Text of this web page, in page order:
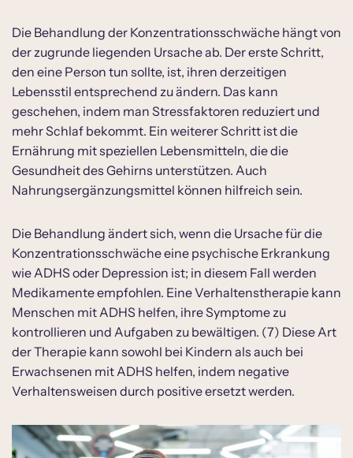
Die Behandlung der Konzentrationsschwäche hängt von
der zugrunde liegenden Ursache ab. Der erste Schritt,
den eine Person tun sollte, ist, ihren derzeitigen
Lebensstil entsprechend zu ändern. Das kann
geschehen, indem man Stressfaktoren reduziert und
mehr Schlaf bekommt. Ein weiterer Schritt ist die
Ernährung mit speziellen Lebensmitteln, die die
Gesundheit des Gehirns unterstützen. Auch
Nahrungsergänzungsmittel können hilfreich sein.
Die Behandlung ändert sich, wenn die Ursache für die
Konzentrationsschwäche eine psychische Erkrankung
wie ADHS oder Depression ist; in diesem Fall werden
Medikamente empfohlen. Eine Verhaltenstherapie kann
Menschen mit ADHS helfen, ihre Symptome zu
kontrollieren und Aufgaben zu bewältigen. (7) Diese Art
der Therapie kann sowohl bei Kindern als auch bei
Erwachsenen mit ADHS helfen, indem negative
Verhaltensweisen durch positive ersetzt werden.